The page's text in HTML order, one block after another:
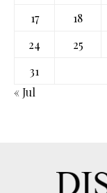
17
18
24
25
31
« Jul